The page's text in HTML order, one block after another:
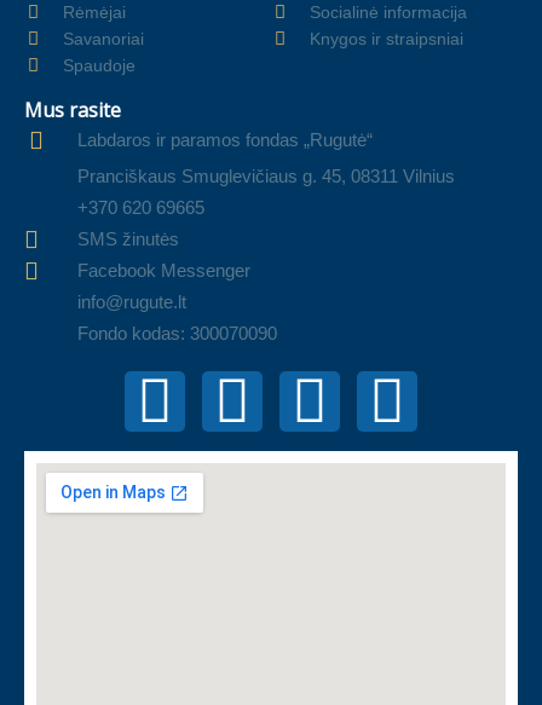
Rėmėjai
Savanoriai
Spaudoje
Socialinė informacija
Knygos ir straipsniai
Mus rasite
Labdaros ir paramos fondas „Rugutė“
Pranciškaus Smuglevičiaus g. 45, 08311 Vilnius
+370 620 69665
SMS žinutės
Facebook Messenger
info@rugute.lt
Fondo kodas: 300070090